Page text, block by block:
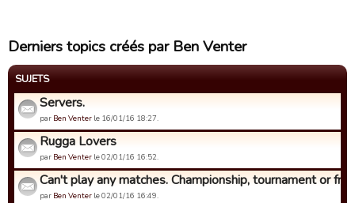
Derniers topics créés par Ben Venter
SUJETS
Servers.
par Ben Venter le 16/01/16 18:27.
Rugga Lovers
par Ben Venter le 02/01/16 16:52.
Can't play any matches. Championship, tournament or
par Ben Venter le 02/01/16 16:49.